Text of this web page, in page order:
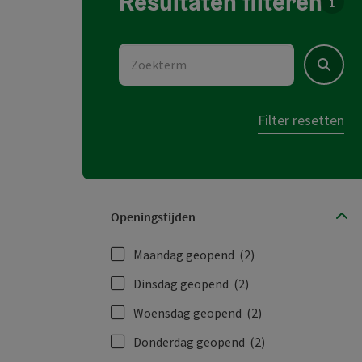
Zoekterm
Zoeken
Filter resetten
Openingstijden
Maandag geopend (2)
Dinsdag geopend (2)
Woensdag geopend (2)
Donderdag geopend (2)